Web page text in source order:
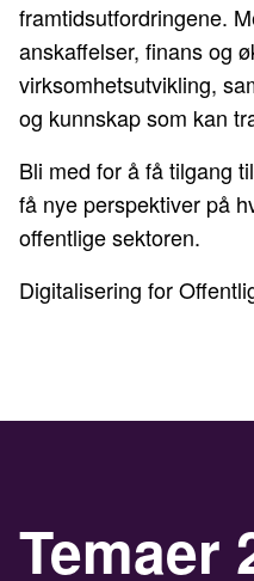
framtidsutfordringene.
anskaffelser, finans og
virksomhetsutvikling,
og kunnskap som kan
Bli med for å få tilgang
få nye perspektiver på
offentlige sektoren.
Digitalisering for
Temaer